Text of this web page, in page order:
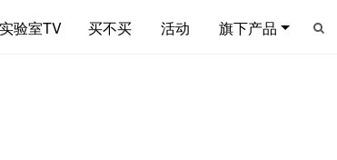
实验室TV 买不买 活动 旗下产品